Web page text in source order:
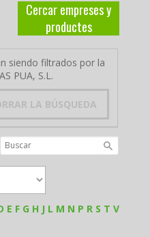
Cercar empreses y
productes
siendo filtrados por la
PUA, S.L.
LA BÚSQUEDA
E F G H J L M N P R S T V